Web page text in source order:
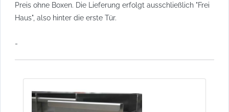
Preis ohne Boxen. Die Lieferung erfolgt ausschließlich "Frei
Haus", also hinter die erste Tür.
-